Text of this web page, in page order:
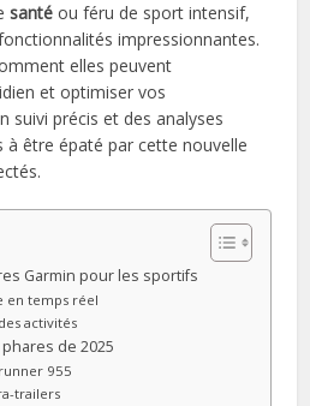
santé ou féru de sport intensif,
impressionnantes.
elles peuvent
et optimiser vos
suivi précis et des analyses
à être épaté par cette nouvelle
Garmin pour les sportifs
en temps réel
activités
de 2025
955
trailers